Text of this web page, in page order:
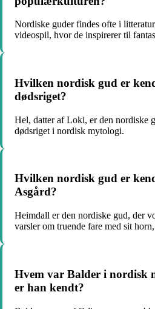
Nordiske guder findes ofte i
videospil, hvor de inspirerer til
Hvilken nordisk gud er
dødsriget?
Hel, datter af Loki, er den nordiske
dødsriget i nordisk mytologi.
Hvilken nordisk gud er
Asgård?
Heimdall er den nordiske gud, der
varsler om truende fare med sit
Hvem var Balder i nordisk
er han kendt?